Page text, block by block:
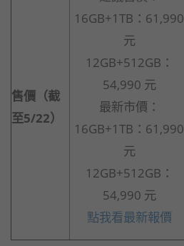
售價（截
至5/22）
16GB+1TB：61,990
元
12GB+512GB：
54,990 元
最新市價：
16GB+1TB：61,990
元
12GB+512GB：
54,990 元
點我看最新報價